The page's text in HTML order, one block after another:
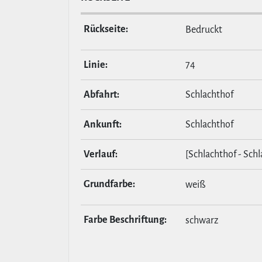
Rückseite: Bedruckt
Linie: 74
Abfahrt: Schlachthof
Ankunft: Schlachthof
Verlauf: [Schlachthof -
Grund­farbe: weiß
Farbe Beschrif­tung: schwarz